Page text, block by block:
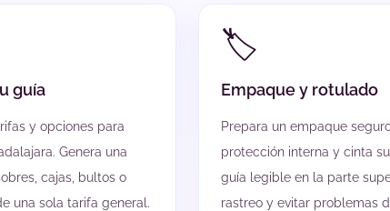
guía
y opciones para
Genera una
cajas, bultos o
una sola tarifa general.
🏷️
Empaque y rotulado
Prepara un empaque
protección interna y cinta
guía legible en la parte
rastreo y evitar problemas